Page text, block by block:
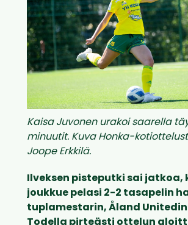
Kaisa Juvonen urakoi saarella
minuutit. Kuva Honka-
Joope Erkkilä.
Ilveksen pisteputki sai jatkoa,
joukkue pelasi 2-2 tasapelin
tuplamestarin, Åland
Todella pirteästi ottelun